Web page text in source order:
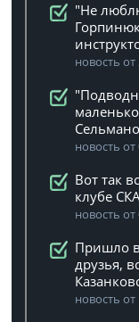
"Не
новость от
новость от
Вот так
клубе
новость от
Пришло
друзья,
новость от